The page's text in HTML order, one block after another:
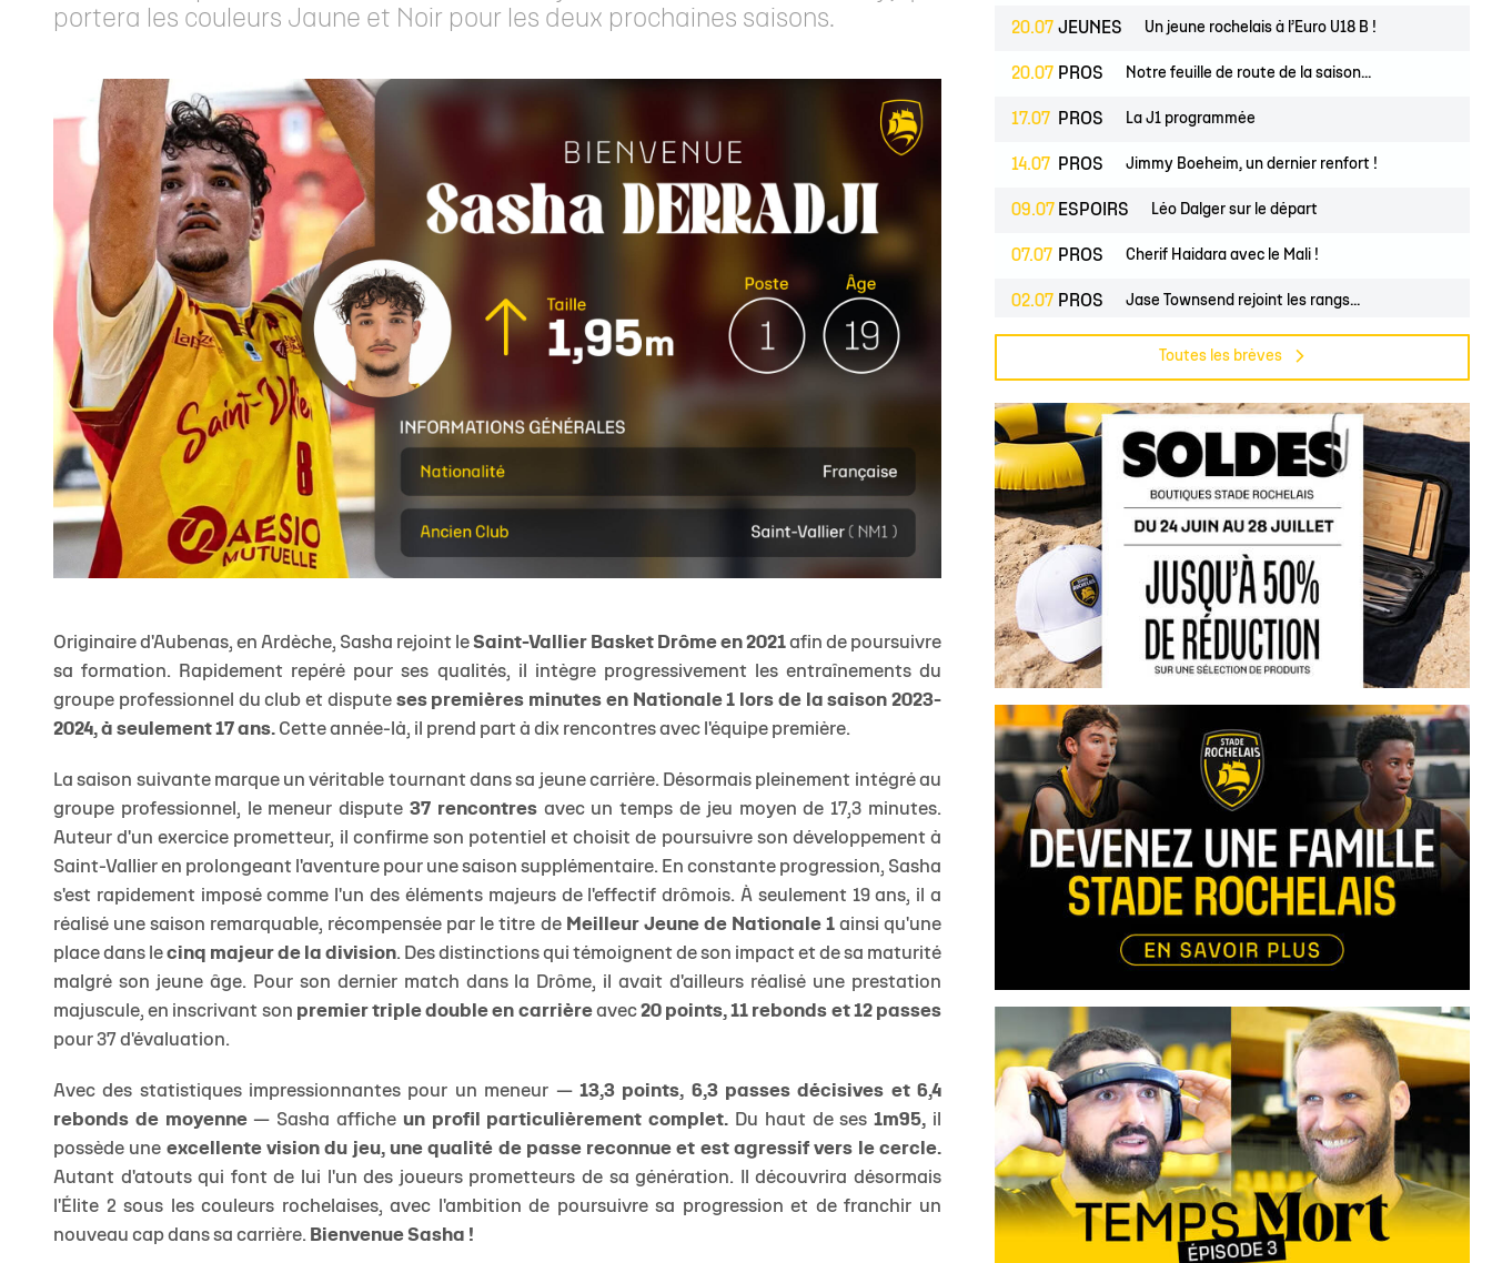
portera les couleurs Jaune et Noir pour les deux prochaines saisons.
Originaire d'Aubenas, en Ardèche, Sasha rejoint le Saint-Vallier Basket Drôme en 2021 afin de poursuivre
sa formation. Rapidement repéré pour ses qualités, il intègre progressivement les entraînements du
groupe professionnel du club et dispute ses premières minutes en Nationale 1 lors de la saison 2023-
2024, à seulement 17 ans. Cette année-là, il prend part à dix rencontres avec l'équipe première.
La saison suivante marque un véritable tournant dans sa jeune carrière. Désormais pleinement intégré au
groupe professionnel, le meneur dispute 37 rencontresavec un temps de jeu moyen de 17,3 minutes.
Auteur d'un exercice prometteur, il confirme son potentiel et choisit de poursuivre son développement à
Saint-Vallier en prolongeant l'aventure pour une saison supplémentaire. En constante progression, Sasha
s'est rapidement imposé comme l'un des éléments majeurs de l'effectif drômois. À seulement 19 ans, il a
réalisé une saison remarquable, récompensée par le titre de Meilleur Jeune de Nationale 1ainsi qu'une
place dans le cinq majeur de la division. Des distinctions qui témoignent de son impact et de sa maturité
malgré son jeune âge. Pour son dernier match dans la Drôme, il avait d'ailleurs réalisé une prestation
majuscule, en inscrivant son premier triple double en carrièreavec 20 points, 11 rebonds et 12 passes
pour 37 d'évaluation.
Avec des statistiques impressionnantes pour un meneur — 13,3 points, 6,3 passes décisives et 6,4
rebonds de moyenne— Sasha affiche un profil particulièrement complet. Du haut de ses1m95, il
possède une excellente vision du jeu, une qualité de passe reconnue et est agressif vers le cercle.
Autant d'atouts qui font de lui l'un des joueurs prometteurs de sa génération. Il découvrira désormais
l'Élite 2 sous les couleurs rochelaises, avec l'ambition de poursuivre sa progression et de franchir un
nouveau cap dans sa carrière. Bienvenue Sasha !
20.07 JEUNES Un jeune rochelais à l’Euro U18 B !
20.07 PROS Notre feuille de route de la saison...
17.07 PROS La J1 programmée
14.07 PROS Jimmy Boeheim, un dernier renfort !
09.07 ESPOIRS Léo Dalger sur le départ
07.07 PROS Cherif Haidara avec le Mali !
02.07 PROS Jase Townsend rejoint les rangs...
Le Club une nouvelle fois labellisé...
Toutes les brèves